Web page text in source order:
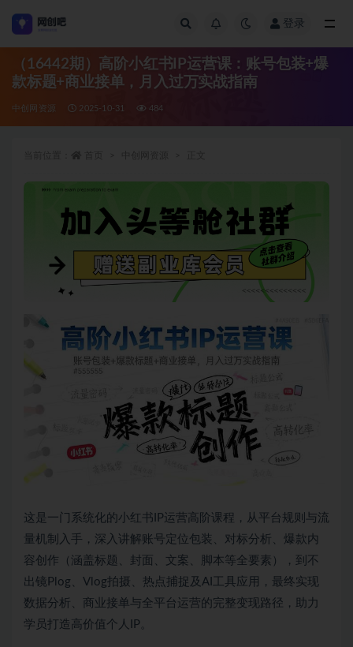
登录
（16442期）高阶小红书IP运营课：账号包装+爆
款标题+商业接单，月入过万实战指南
中创网资源 2025-10-31 484
这是一门系统化的小红书IP运营高阶课程，从平台规则与流
量机制入手，深入讲解账号定位包装、对标分析、爆款内
容创作（涵盖标题、封面、文案、脚本等全要素），到不
出镜Plog、Vlog拍摄、热点捕捉及AI工具应用，最终实现
数据分析、商业接单与全平台运营的完整变现路径，助力
学员打造高价值个人IP。